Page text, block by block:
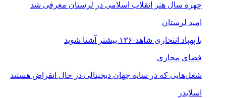
چهره سال هنر انقلاب اسلامی در لرستان معرفی شد
امید لرستان
با پهپاد انتحاری شاهد-۱۳۶ بیشتر آشنا شوید
فضای مجازی
شغل‌‌هایی که در سایه جهان دیجیتالی در حال انقراض هستند
اسلایدر